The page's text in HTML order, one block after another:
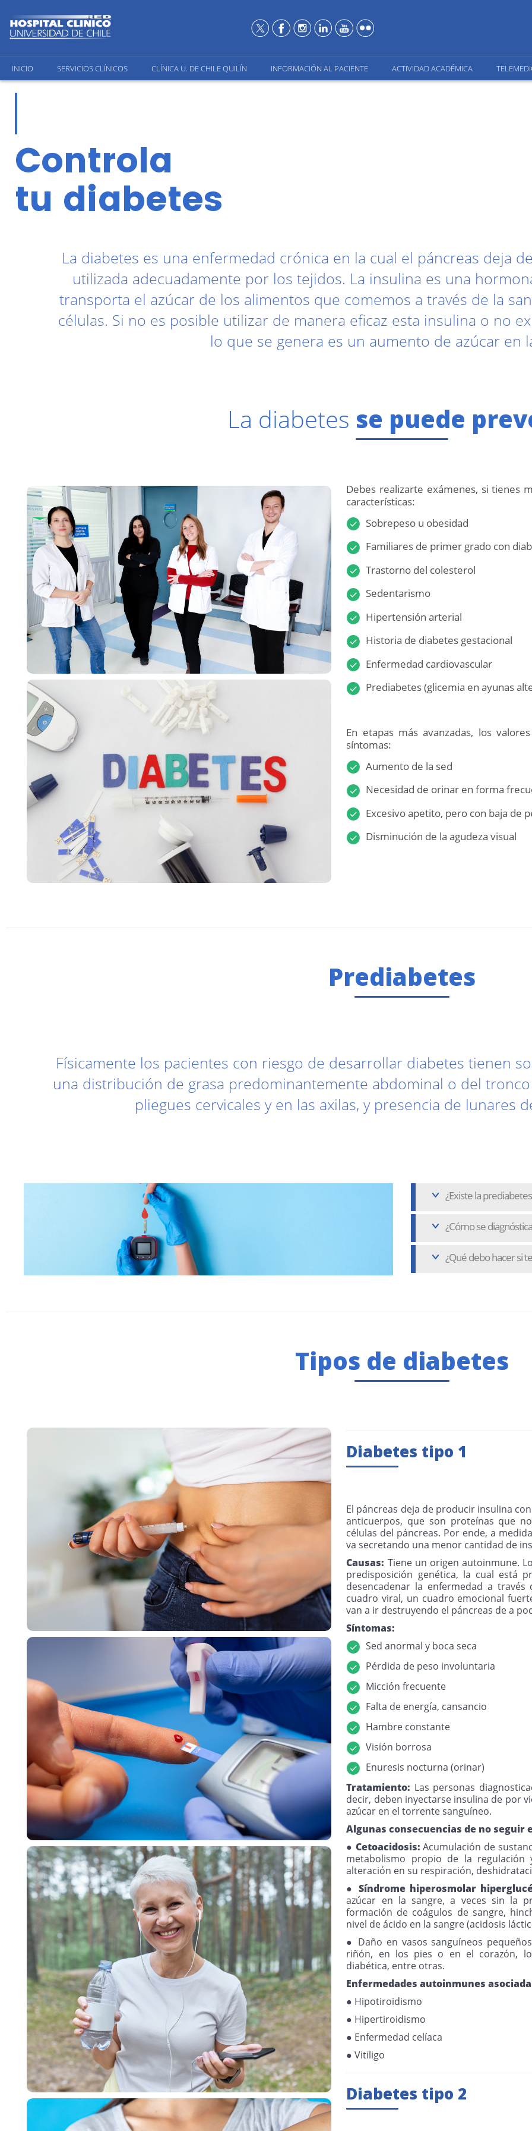
INICIO SERVICIOS CLÍNICOS CLÍNICA U. DE CHILE QUILÍN INFORMACIÓN AL PACIENTE ACTIVIDAD ACADÉMICA
Controla
tu diabetes
La diabetes es una enfermedad crónica en la cual el páncreas deja
utilizada adecuadamente por los tejidos. La insulina es una
transporta el azúcar de los alimentos que comemos a través de la
células. Si no es posible utilizar de manera eficaz esta insulina o no
lo que se genera es un aumento de azúcar en
La diabetes se puede
Debes realizarte exámenes, si tienes
características:
Sobrepeso u obesidad
Familiares de primer grado con
Trastorno del colesterol
Sedentarismo
Hipertensión arterial
Historia de diabetes gestacional
Enfermedad cardiovascular
Prediabetes (glicemia en ayunas
En etapas más avanzadas, los
síntomas:
Aumento de la sed
Necesidad de orinar en forma
Excesivo apetito, pero con baja de
Disminución de la agudeza visual
Prediabetes
Físicamente los pacientes con riesgo de desarrollar diabetes tienen
una distribución de grasa predominantemente abdominal o del
pliegues cervicales y en las axilas, y presencia de lunares
¿Existe la
¿Cómo se
¿Qué debo hacer si
Tipos de diabetes
Diabetes tipo 1
El páncreas deja de producir insulina
anticuerpos, que son proteínas que
células del páncreas. Por ende, a
va secretando una menor cantidad de
Causas: Tiene un origen autoinmune.
predisposición genética, la cual está
desencadenar la enfermedad a
cuadro viral, un cuadro emocional
van a ir destruyendo el páncreas de a
Síntomas:
Sed anormal y boca seca
Pérdida de peso involuntaria
Micción frecuente
Falta de energía, cansancio
Hambre constante
Visión borrosa
Enuresis nocturna (orinar)
Tratamiento: Las personas
decir, deben inyectarse insulina de por
azúcar en el torrente sanguíneo.
Algunas consecuencias de no seguir
● Cetoacidosis: Acumulación de
metabolismo propio de la
alteración en su respiración,
● Síndrome hiperosmolar
azúcar en la sangre, a veces sin la
formación de coágulos de sangre,
nivel de ácido en la sangre (acidosis
● Daño en vasos sanguíneos
riñón, en los pies o en el corazón,
diabética, entre otras.
Enfermedades autoinmunes
● Hipotiroidismo
● Hipertiroidismo
● Enfermedad celíaca
● Vitiligo
Diabetes tipo 2